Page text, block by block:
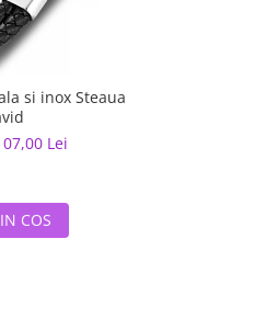
si inox Steaua
Lei
COS